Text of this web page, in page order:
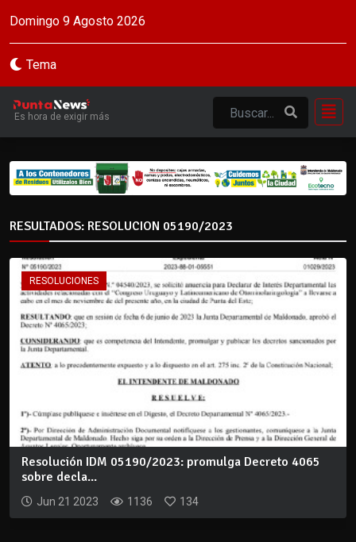
Domingo 9 Agosto 2026
Tema
Es hora de exigir más
RESULTADOS: RESOLUCION 05190/2023
RESOLUCIONES
Resolución IDM 05190/2023: promulga Decreto 4065
sobre decla...
Jun 21 2023 1136 134